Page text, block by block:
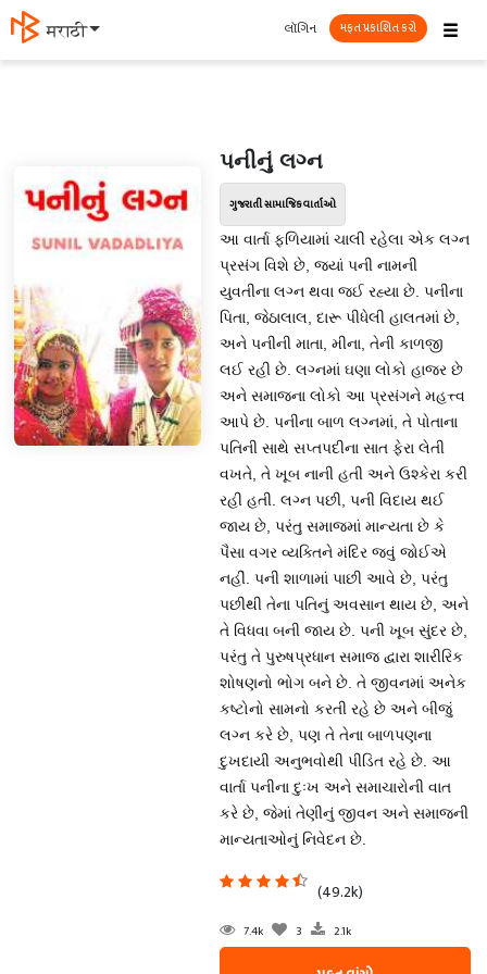
मराठी ☰
લૉગિન મફત પ્રકાશિત કરો
પનીનું લગ્ન
ગુજરાતી સામાજિક વાર્તાઓ
આ વાર્તા ફળિયામાં ચાલી રહેલા એક લગ્ન
પ્રસંગ વિશે છે, જ્યાં પની નામની
યુવતીના લગ્ન થવા જઈ રહ્યા છે. પનીના
પિતા, જેઠાલાલ, દારૂ પીધેલી હાલતમાં છે,
અને પનીની માતા, મીના, તેની કાળજી
લઈ રહી છે. લગ્નમાં ઘણા લોકો હાજર છે
અને સમાજના લોકો આ પ્રસંગને મહત્ત્વ
આપે છે. પનીના બાળ લગ્નમાં, તે પોતાના
પતિની સાથે સપ્તપદીના સાત ફેરા લેતી
વખતે, તે ખૂબ નાની હતી અને ઉશ્કેરા કરી
રહી હતી. લગ્ન પછી, પની વિદાય થઈ
જાય છે, પરંતુ સમાજમાં માન્યતા છે કે
પૈસા વગર વ્યક્તિને મંદિર જવું જોઈએ
નહીં. પની શાળામાં પાછી આવે છે, પરંતુ
પછીથી તેના પતિનું અવસાન થાય છે, અને
તે વિધવા બની જાય છે. પની ખૂબ સુંદર છે,
પરંતુ તે પુરુષપ્રધાન સમાજ દ્વારા શારીરિક
શોષણનો ભોગ બને છે. તે જીવનમાં અનેક
કષ્ટોનો સામનો કરતી રહે છે અને બીજું
લગ્ન કરે છે, પણ તે તેના બાળપણના
દુખદાયી અનુભવોથી પીડિત રહે છે. આ
વાર્તા પનીના દુઃખ અને સમાચારોની વાત
કરે છે, જેમાં તેણીનું જીવન અને સમાજની
માન્યતાઓનું નિવેદન છે.
(49.2k)
7.4k 3 2.1k